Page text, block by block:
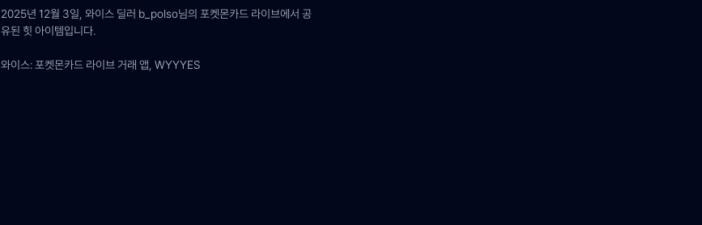
2025년 12월 3일, 와이스 딜러 b_polso님의 포켓몬카드 라이브에서 공
유된 힛 아이템입니다.
와이스: 포켓몬카드 라이브 거래 앱, WYYYES